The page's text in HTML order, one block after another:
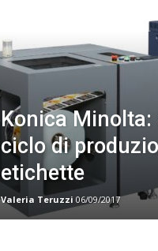
Konica
ciclo di
etichette
Valeria Teruzzi 06/09/2017